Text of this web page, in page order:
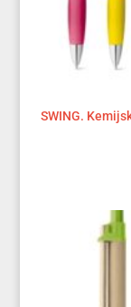
SWING.